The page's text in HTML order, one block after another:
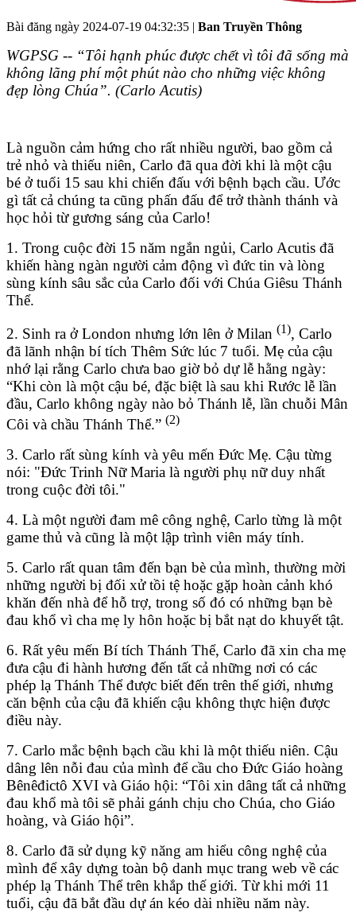
Bài đăng ngày 2024-07-19 04:32:35 | Ban Truyền Thông
WGPSG -- “Tôi hạnh phúc được chết vì tôi đã sống mà
không lãng phí một phút nào cho những việc không
đẹp lòng Chúa”. (Carlo Acutis)
Là nguồn cảm hứng cho rất nhiều người, bao gồm cả
trẻ nhỏ và thiếu niên, Carlo đã qua đời khi là một cậu
bé ở tuổi 15 sau khi chiến đấu với bệnh bạch cầu. Ước
gì tất cả chúng ta cũng phấn đấu để trở thành thánh và
học hỏi từ gương sáng của Carlo!
1. Trong cuộc đời 15 năm ngắn ngủi, Carlo Acutis đã
khiến hàng ngàn người cảm động vì đức tin và lòng
sùng kính sâu sắc của Carlo đối với Chúa Giêsu Thánh
Thể.
2. Sinh ra ở London nhưng lớn lên ở Milan (1), Carlo
đã lãnh nhận bí tích Thêm Sức lúc 7 tuổi. Mẹ của cậu
nhớ lại rằng Carlo chưa bao giờ bỏ dự lễ hằng ngày:
“Khi còn là một cậu bé, đặc biệt là sau khi Rước lễ lần
đầu, Carlo không ngày nào bỏ Thánh lễ, lần chuỗi Mân
Côi và chầu Thánh Thể.” (2)
3. Carlo rất sùng kính và yêu mến Đức Mẹ. Cậu từng
nói: "Đức Trinh Nữ Maria là người phụ nữ duy nhất
trong cuộc đời tôi."
4. Là một người đam mê công nghệ, Carlo từng là một
game thủ và cũng là một lập trình viên máy tính.
5. Carlo rất quan tâm đến bạn bè của mình, thường mời
những người bị đối xử tồi tệ hoặc gặp hoàn cảnh khó
khăn đến nhà để hỗ trợ, trong số đó có những bạn bè
đau khổ vì cha mẹ ly hôn hoặc bị bắt nạt do khuyết tật.
6. Rất yêu mến Bí tích Thánh Thể, Carlo đã xin cha mẹ
đưa cậu đi hành hương đến tất cả những nơi có các
phép lạ Thánh Thể được biết đến trên thế giới, nhưng
căn bệnh của cậu đã khiến cậu không thực hiện được
điều này.
7. Carlo mắc bệnh bạch cầu khi là một thiếu niên. Cậu
dâng lên nỗi đau của mình để cầu cho Đức Giáo hoàng
Bênêđictô XVI và Giáo hội: “Tôi xin dâng tất cả những
đau khổ mà tôi sẽ phải gánh chịu cho Chúa, cho Giáo
hoàng, và Giáo hội”.
8. Carlo đã sử dụng kỹ năng am hiểu công nghệ của
mình để xây dựng toàn bộ danh mục trang web về các
phép lạ Thánh Thể trên khắp thế giới. Từ khi mới 11
tuổi, cậu đã bắt đầu dự án kéo dài nhiều năm này.